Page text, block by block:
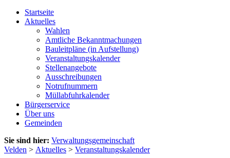
Startseite
Aktuelles
Wahlen
Amtliche Bekanntmachungen
Bauleitpläne (in Aufstellung)
Veranstaltungskalender
Stellenangebote
Ausschreibungen
Notrufnummern
Müllabfuhrkalender
Bürgerservice
Über uns
Gemeinden
Sie sind hier: Verwaltungsgemeinschaft
Velden > Aktuelles > Veranstaltungskalender